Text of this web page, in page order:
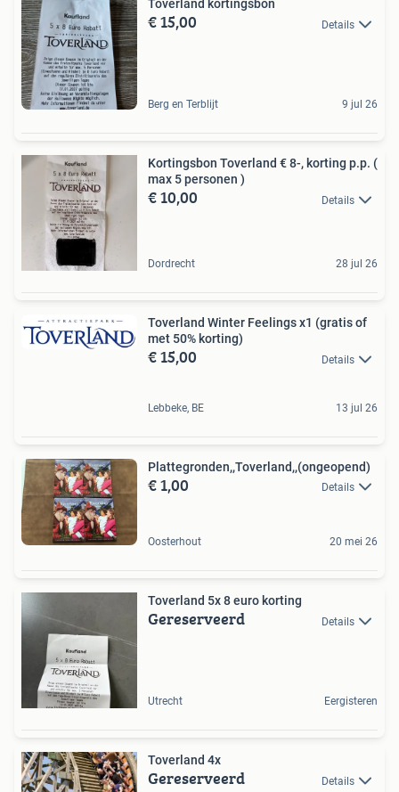
Toverland kortingsbon
€ 15,00 Details
Berg en Terblijt 9 jul 26
Kortingsbon Toverland € 8-, korting p.p. (
max 5 personen )
€ 10,00 Details
Dordrecht 28 jul 26
Toverland Winter Feelings x1 (gratis of
met 50% korting)
€ 15,00 Details
Lebbeke, BE 13 jul 26
Plattegronden,,Toverland,,(ongeopend)
€ 1,00 Details
Oosterhout 20 mei 26
Toverland 5x 8 euro korting
Gereserveerd Details
Utrecht Eergisteren
Toverland 4x
Gereserveerd Details